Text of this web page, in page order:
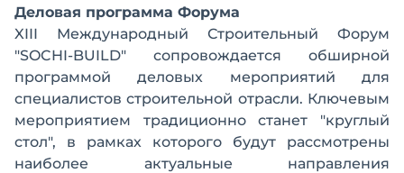
Деловая программа Форума
XIII Международный Строительный Форум
"SOCHI-BUILD" сопровождается обширной
программой деловых мероприятий для
специалистов строительной отрасли. Ключевым
мероприятием традиционно станет "круглый
стол", в рамках которого будут рассмотрены
наиболее актуальные направления